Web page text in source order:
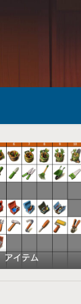
アイテム